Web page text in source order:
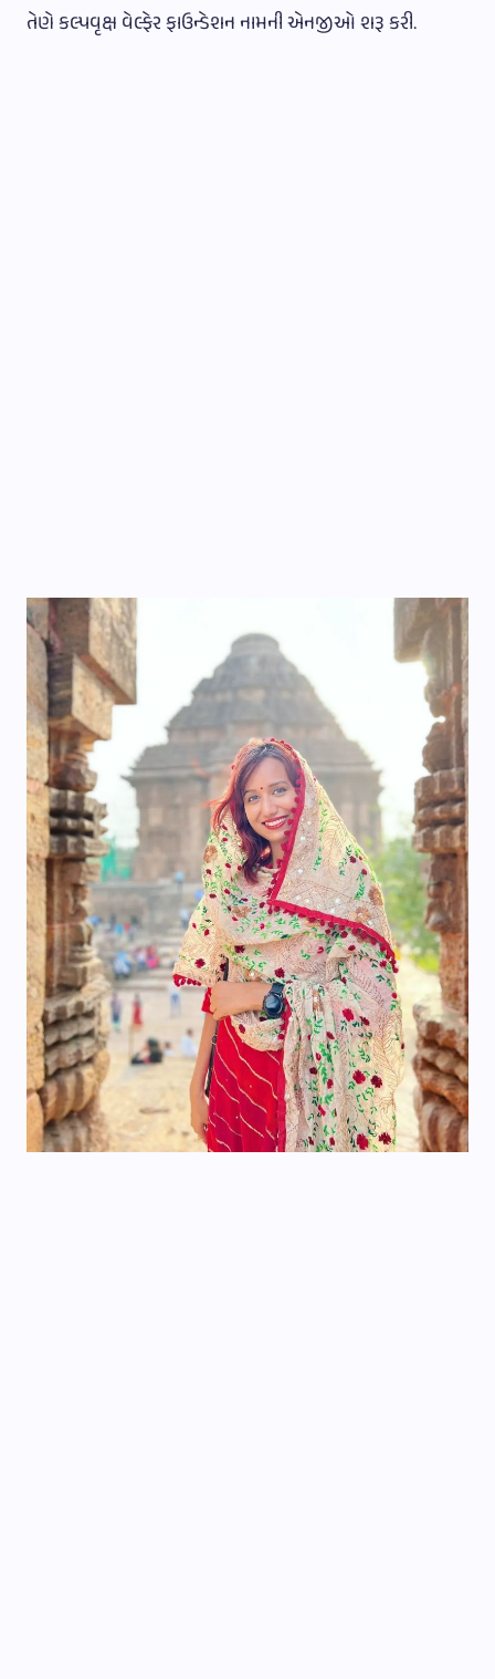
તેણે કલ્પવૃક્ષ વેલ્ફેર ફાઉન્ડેશન નામની એનજીઓ શરૂ કરી.